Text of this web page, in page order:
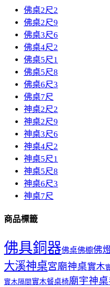
佛桌2尺2
佛桌2尺9
佛桌3尺6
佛桌4尺2
佛桌5尺1
佛桌5尺8
佛桌6尺3
佛桌7尺
神桌2尺2
神桌2尺9
神桌3尺6
神桌4尺2
神桌5尺1
神桌5尺8
神桌6尺3
神桌7尺
商品標籤
佛具銅器佛桌佛櫥佛
大溪神桌宮廟神桌實木
實木隔間實木餐桌椅廟宇神桌